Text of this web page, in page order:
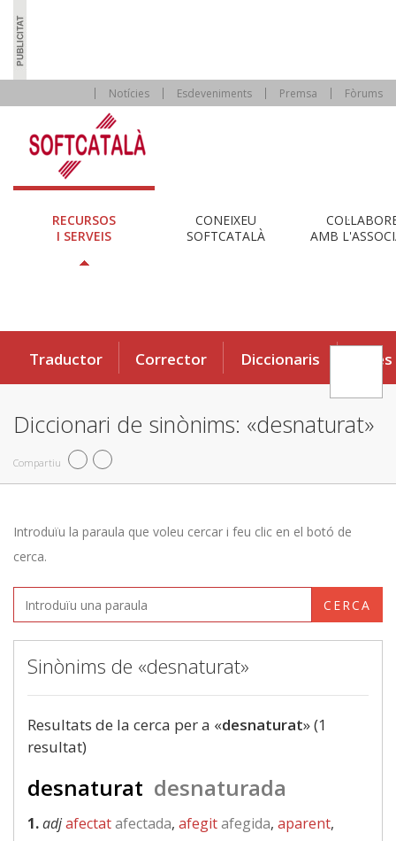
Notícies Esdeveniments Premsa Fòrums
RECURSOS
I SERVEIS
CONEIXEU
SOFTCATALÀ
AMB
Traductor Corrector Diccionaris Eines
Diccionari de sinònims: «desnaturat»
Compartiu
Introduïu la paraula que voleu cercar i feu clic en el botó de
cerca.
CERCA
Sinònims de «desnaturat»
Resultats de la cerca per a «desnaturat» (1
resultat)
desnaturat desnaturada
1.adjafectatafectada, afegitafegida, aparent,